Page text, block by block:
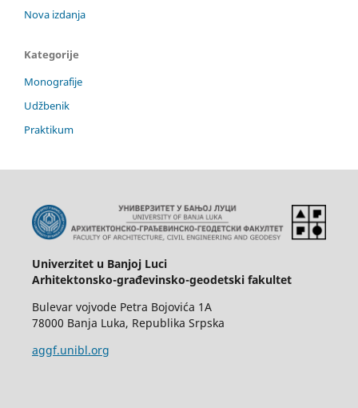
Nova izdanja
Kategorije
Monografije
Udžbenik
Praktikum
Univerzitet u Banjoj Luci
Arhitektonsko-građevinsko-geodetski fakultet
Bulevar vojvode Petra Bojovića 1A
78000 Banja Luka, Republika Srpska
aggf.unibl.org